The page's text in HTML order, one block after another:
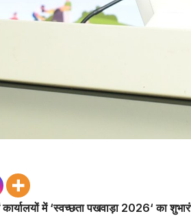
कार्यालयों में‘स्वच्छता पखवाड़ा 2026‘का